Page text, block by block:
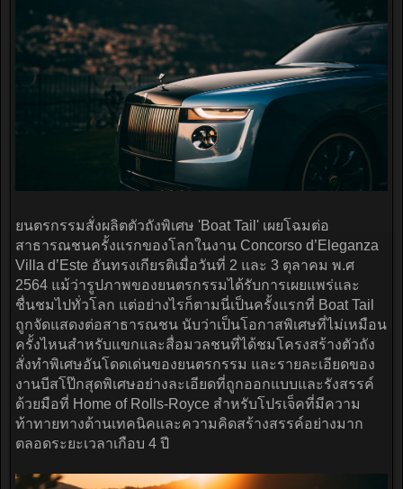
ยนตรกรรมสั่งผลิตตัวถังพิเศษ 'Boat Tail' เผยโฉมต่อ
สาธารณชนครั้งแรกของโลกในงาน Concorso d’Eleganza
Villa d’Este อันทรงเกียรติเมื่อวันที่ 2 และ 3 ตุลาคม พ.ศ
2564 แม้ว่ารูปภาพของยนตรกรรมได้รับการเผยแพร่และ
ชื่นชมไปทั่วโลก แต่อย่างไรก็ตามนี่เป็นครั้งแรกที่ Boat Tail
ถูกจัดแสดงต่อสาธารณชน นับว่าเป็นโอกาสพิเศษที่ไม่เหมือน
ครั้งไหนสำหรับแขกและสื่อมวลชนที่ได้ชมโครงสร้างตัวถัง
สั่งทำพิเศษอันโดดเด่นของยนตรกรรม และรายละเอียดของ
งานบีสโป๊กสุดพิเศษอย่างละเอียดที่ถูกออกแบบและรังสรรค์
ด้วยมือที่ Home of Rolls-Royce สำหรับโปรเจ็คที่มีความ
ท้าทายทางด้านเทคนิคและความคิดสร้างสรรค์อย่างมาก
ตลอดระยะเวลาเกือบ 4 ปี